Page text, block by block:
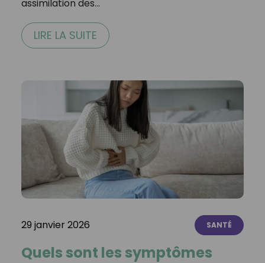
assimilation des…
LIRE LA SUITE
29 janvier 2026 SANTÉ
Quels sont les symptômes